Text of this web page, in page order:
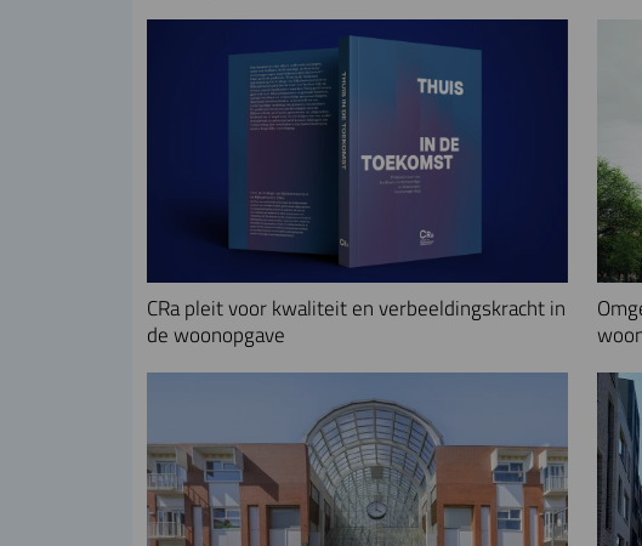
CRa pleit voor kwaliteit en verbeeldingskracht in
de woonopgave